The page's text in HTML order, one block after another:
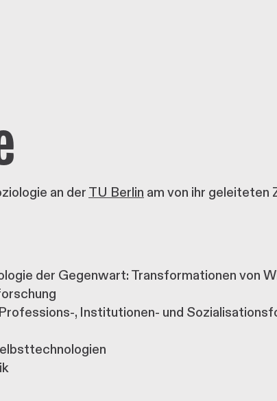
an der TU Berlin am von ihr geleiteten
der Gegenwart: Transformationen von
, Institutionen- und